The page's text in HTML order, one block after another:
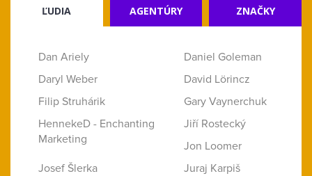
ĽUDIA AGENTÚRY ZNAČKY
Dan Ariely
Daniel Goleman
Daryl Weber
David Lörincz
Filip Struhárik
Gary Vaynerchuk
HennekeD - Enchanting
Marketing
Jiří Rostecký
Jon Loomer
Josef Šlerka
Juraj Karpiš